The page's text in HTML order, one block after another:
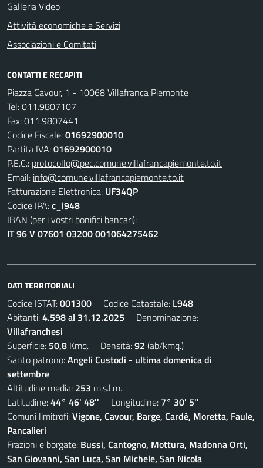
Galleria Video
Attività economiche e Servizi
Associazioni e Comitati
CONTATTI E RECAPITI
Piazza Cavour, 1 - 10068 Villafranca Piemonte
Tel:011.9807107
Fax:011.9807441
Codice Fiscale:01692900010
Partita IVA:01692900010
P.E.C.: protocollo@pec.comune.villafrancapiemonte.to.it
Email: info@comune.villafrancapiemonte.to.it
Fatturazione Elettronica: UF34QP
Codice IPA:c_l948
IBAN (per i vostri bonifici bancari):
IT 96 V 07601 03200 001064275462
DATI TERRITORIALI
Codice ISTAT:001300 Codice Catastale: L948
Abitanti:4.598 al 31.12.2025 Denominazione:
Villafranchesi
Superficie: 50,8 Kmq. Densità:92 (ab/kmq.)
Santo patrono:Angeli Custodi - ultima domenica di
settembre
Altitudine media: 253 m.s.l.m.
Latitudine:44° 46' 48'' Longitudine: 7° 30' 5''
Comuni limitrofi:Vigone, Cavour, Barge, Cardè, Moretta, Faule,
Pancalieri
Frazioni e borgate: Bussi, Cantogno, Mottura, Madonna Orti,
San Giovanni, San Luca, San Michele, San Nicola